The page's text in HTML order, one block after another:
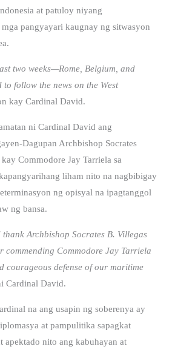
at patuloy niyang
pangyayari kaugnay ng sitwasyon
two weeks—Rome, Belgium, and
follow the news on the West
kay Cardinal David.
ni Cardinal David ang
Dagupan Archbishop Socrates
Commodore Jay Tarriela sa
liham nito na nagbibigay
ng opisyal na ipagtanggol
ng bansa.
Archbishop Socrates B. Villegas
commending Commodore Jay Tarriela
courageous defense of our maritime
Cardinal David.
na ang usapin ng soberenya ay
at pampulitika sapagkat
apektado nito ang kabuhayan at